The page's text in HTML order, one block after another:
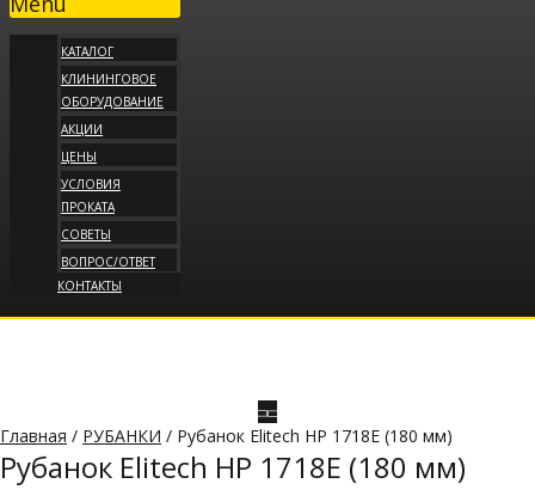
КАТАЛОГ
КЛИНИНГОВОЕ
ОБОРУДОВАНИЕ
АКЦИИ
ЦЕНЫ
УСЛОВИЯ
ПРОКАТА
СОВЕТЫ
ВОПРОС/ОТВЕТ
КОНТАКТЫ
Главная / РУБАНКИ / Рубанок Elitech HP 1718E (180 мм)
Рубанок Elitech HP 1718E (180 мм)